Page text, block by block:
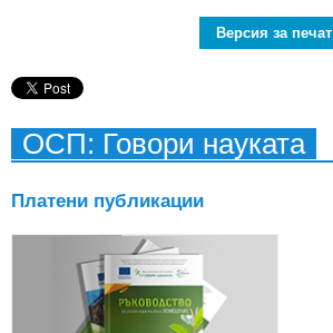
Версия за печат
ОСП: Говори науката
Платени публикации